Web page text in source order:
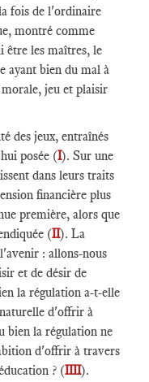
fois de l'ordinaire
montré comme
être les maîtres, le
ayant bien du mal à
jeu et plaisir
des jeux, entraînés
posée (I). Sur une
dans leurs traits
financière plus
première, alors que
(II). La
: allons-nous
et de désir de
la régulation a-t-elle
d'offrir à
bien la régulation ne
d'offrir à travers
? (IIII).